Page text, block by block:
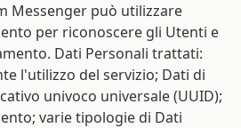
Messenger può utilizzare
per riconoscere gli Utenti e
Dati Personali trattati:
l'utilizzo del servizio; Dati di
univoco universale (UUID);
varie tipologie di Dati